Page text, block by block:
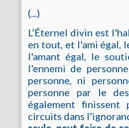
(...)
L’Éternel divin est
en tout, et l'ami égal,
l'amant égal, le
l'ennemi de
personne, ni
personne par le
également
circuits dans